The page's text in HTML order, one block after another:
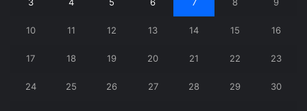
10 11 12 13 14 15 16
17 18 19 20 21 22 23
24 25 26 27 28 29 30